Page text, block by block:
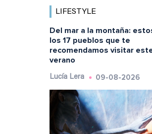
LIFESTYLE
Del mar a la montaña:
los 17 pueblos que te
recomendamos visitar
verano
Lucía Lera 09-08-2026